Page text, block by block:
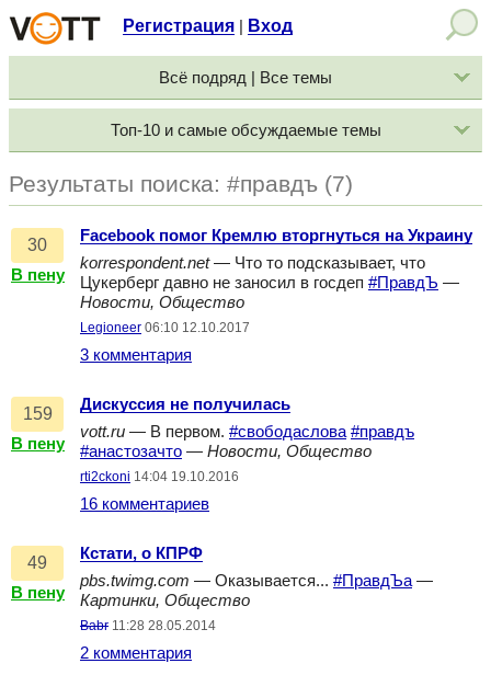
Регистрация Вход
Всё подряд | Все темы
Топ-10 и самые обсуждаемые темы
Результаты поиска: #правдъ (7)
30
В пену
Facebook помог Кремлю вторгнуться на Украину
korrespondent.net— Что то подсказывает, что
Цукерберг давно не заносил в госдеп #ПравдЪ —
Новости, Общество
Legioneer 06:10 12.10.2017
3 комментария
159
В пену
Дискуссия не получилась
vott.ru — В первом. #свободаслова #правдъ
#анастозачто — Новости, Общество
rti2ckoni 14:04 19.10.2016
16 комментариев
49
В пену
Кстати, о КПРФ
pbs.twimg.com — Оказывается... #ПравдЪа —
Картинки, Общество
Babr 11:28 28.05.2014
2 комментария